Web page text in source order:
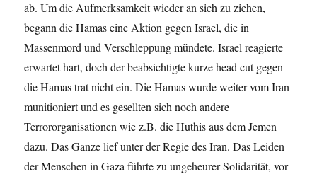
ab. Um die Aufmerksamkeit wieder an sich zu ziehen,
begann die Hamas eine Aktion gegen Israel, die in
Massenmord und Verschleppung mündete. Israel reagierte
erwartet hart, doch der beabsichtigte kurze head cut gegen
die Hamas trat nicht ein. Die Hamas wurde weiter vom Iran
munitioniert und es gesellten sich noch andere
Terrororganisationen wie z.B. die Huthis aus dem Jemen
dazu. Das Ganze lief unter der Regie des Iran. Das Leiden
der Menschen in Gaza führte zu ungeheurer Solidarität, vor